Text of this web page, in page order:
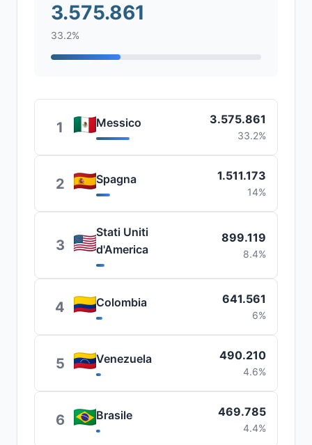
3.575.861
33.2%
1 Messico 3.575.861
33.2%
2 Spagna 1.511.173
14%
3
Stati Uniti
d'America
899.119
8.4%
4 Colombia 641.561
6%
5 Venezuela 490.210
4.6%
6 Brasile 469.785
4.4%